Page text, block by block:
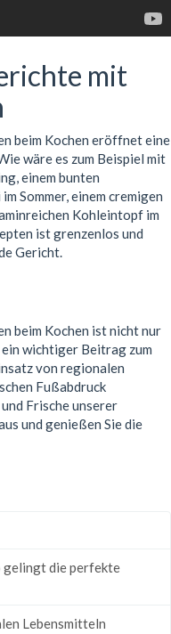
mit
beim Kochen eröffnet eine
wäre es zum Beispiel mit
einem bunten
Sommer, einem cremigen
Kohleintopf im
ist grenzenlos und
Gericht.
beim Kochen ist nicht nur
ein wichtiger Beitrag zum
von regionalen
Fußabdruck
Frische unserer
und genießen Sie die
gelingt die perfekte
Lebensmitteln